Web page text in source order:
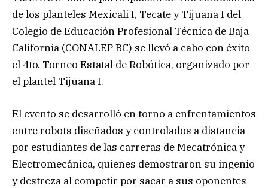
de los planteles Mexicali I, Tecate y Tijuana I del
Colegio de Educación Profesional Técnica de Baja
California (CONALEP BC) se llevó a cabo con éxito
el 4to. Torneo Estatal de Robótica, organizado por
el plantel Tijuana I.
El evento se desarrolló en torno a enfrentamientos
entre robots diseñados y controlados a distancia
por estudiantes de las carreras de Mecatrónica y
Electromecánica, quienes demostraron su ingenio
y destreza al competir por sacar a sus oponentes